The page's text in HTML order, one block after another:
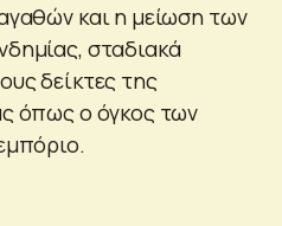
και η μείωση των
σταδιακά
δείκτες της
όπως ο όγκος των